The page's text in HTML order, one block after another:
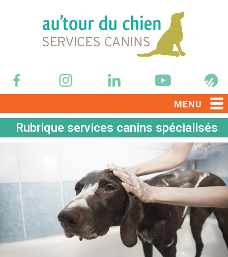
MENU
Rubrique services canins spécialisés